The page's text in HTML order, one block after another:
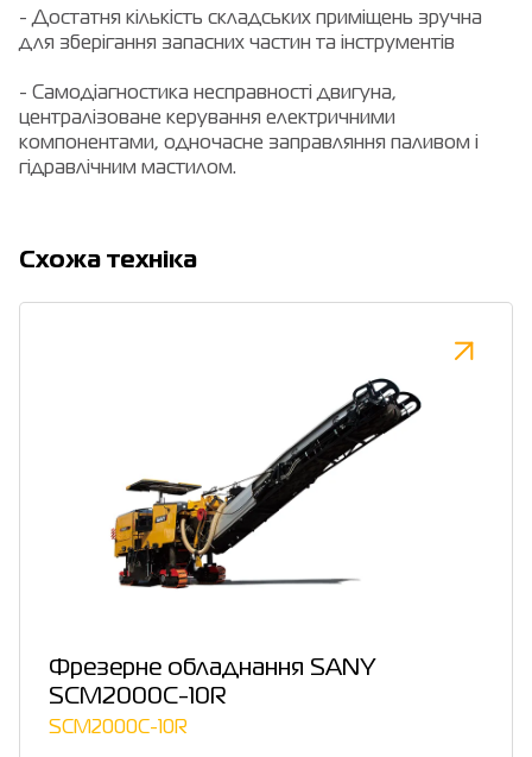
- Достатня кількість складських приміщень зручна
для зберігання запасних частин та інструментів
- Самодіагностика несправності двигуна,
централізоване керування електричними
компонентами, одночасне заправляння паливом і
гідравлічним мастилом.
Cхожа техніка
Фрезерне обладнання SANY
SCM2000C-10R
SCM2000C-10R